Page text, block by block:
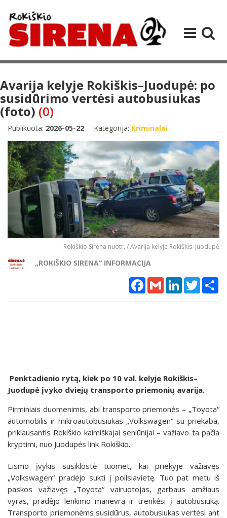
Avarija kelyje Rokiškis–Juodupė: po
susidūrimo vertėsi autobusiukas
(foto) (0)
Publikuota: 2026-05-22 Kategorija: Kriminalai
Rokiškio Sirena nuotr. / Avarija kelyje Rokiškis–Juodupė
„ROKIŠKIO SIRENA“ INFORMACIJA
Facebook
Gmail LinkedInTwitter
Penktadienio rytą, kiek po 10 val. kelyje Rokiškis–
Juodupė įvyko dviejų transporto priemonių avarija.
Pirminiais duomenimis, abi transporto priemonės – „Toyota“
automobilis ir mikroautobusiukas „Volkswagen“ su priekaba,
priklausantis Rokiškio kaimiškajai seniūnijai – važiavo ta pačia
kryptimi, nuo Juodupės link Rokiškio.
Eismo įvykis susiklostė tuomet, kai priekyje važiavęs
„Volkswagen“ pradėjo sukti į poilsiavietę. Tuo pat metu iš
paskos važiavęs „Toyota“ vairuotojas, garbaus amžiaus
vyras, pradėjo lenkimo manevrą ir trenkėsi į autobusiuką.
Transporto priemonėms susidūrus, autobusiukas vertėsi ant